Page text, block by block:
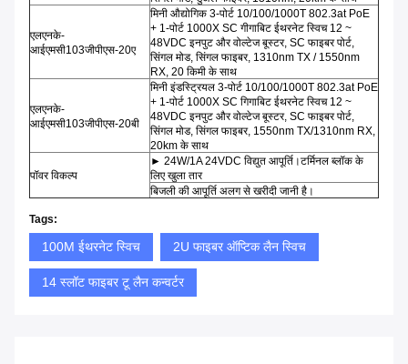
एलएनके-
आईएमसी103जीपीएस-20ए
मिनी औद्योगिक 3-पोर्ट 10/100/1000T 802.3at PoE
+ 1-पोर्ट 1000X SC गीगाबिट ईथरनेट स्विच 12 ~
48VDC इनपुट और वोल्टेज बूस्टर, SC फाइबर पोर्ट,
सिंगल मोड, सिंगल फाइबर, 1310nm TX / 1550nm
RX, 20 किमी के साथ
एलएनके-
आईएमसी103जीपीएस-20बी
मिनी इंडस्ट्रियल 3-पोर्ट 10/100/1000T 802.3at PoE
+ 1-पोर्ट 1000X SC गिगाबिट ईथरनेट स्विच 12 ~
48VDC इनपुट और वोल्टेज बूस्टर, SC फाइबर पोर्ट,
सिंगल मोड, सिंगल फाइबर, 1550nm TX/1310nm RX,
20km के साथ
पॉवर विकल्प
► 24W/1A 24VDC विद्युत आपूर्ति।टर्मिनल ब्लॉक के
लिए खुला तार
बिजली की आपूर्ति अलग से खरीदी जानी है।
Tags:
100M ईथरनेट स्विच 2U फाइबर ऑप्टिक लैन स्विच
14 स्लॉट फाइबर टू लैन कन्वर्टर